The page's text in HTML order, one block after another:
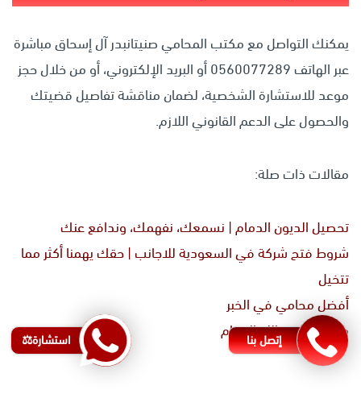
يمكنك التواصل مع مكتب المحامي صنيتانبدر آل إسحاق مباشرة
عبر الهاتف 0560077289 أو البريد الإلكتروني، أو من خلال حجز
موعد للاستشارة الشخصية، لضمان مناقشة تفاصيل قضيتك
والحصول على الدعم القانوني اللازم.
مقالات ذات صلة:
تحصيل الديون الدمام | نسمعك، نفهمك، وندافع عنك
شروط فتح شركة في السعودية للاجانب | حقك يهمنا أكثر مما
تتخيل
أفضل محامي في الخبر
محامي لوجه الله الدمام
إتصل بنا استشارة⚖️